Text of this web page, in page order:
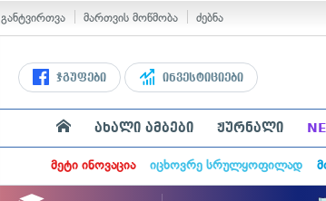
განტვირთვა მართვის მოწმობა ძებნა
ჯგუფები ინვესტიციები
ახალი ამბები ჟურნალი NE
მეტი ინოვაცია იცხოვრე სრულყოფილად